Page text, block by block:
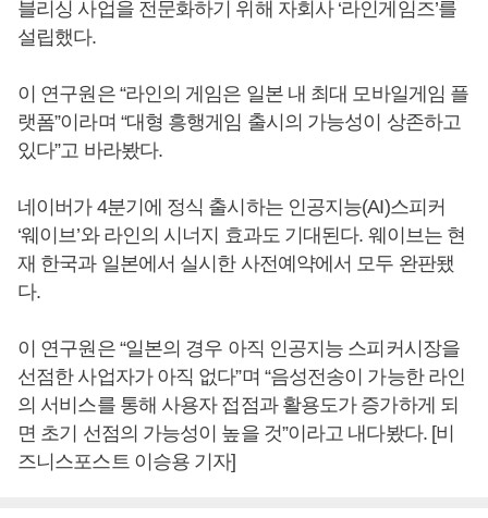
블리싱 사업을 전문화하기 위해 자회사 ‘라인게임즈’를
설립했다.
이 연구원은 “라인의 게임은 일본 내 최대 모바일게임 플
랫폼”이라며 “대형 흥행게임 출시의 가능성이 상존하고
있다”고 바라봤다.
네이버가 4분기에 정식 출시하는 인공지능(AI)스피커
‘웨이브’와 라인의 시너지 효과도 기대된다. 웨이브는 현
재 한국과 일본에서 실시한 사전예약에서 모두 완판됐
다.
이 연구원은 “일본의 경우 아직 인공지능 스피커시장을
선점한 사업자가 아직 없다”며 “음성전송이 가능한 라인
의 서비스를 통해 사용자 접점과 활용도가 증가하게 되
면 초기 선점의 가능성이 높을 것”이라고 내다봤다. [비
즈니스포스트 이승용 기자]